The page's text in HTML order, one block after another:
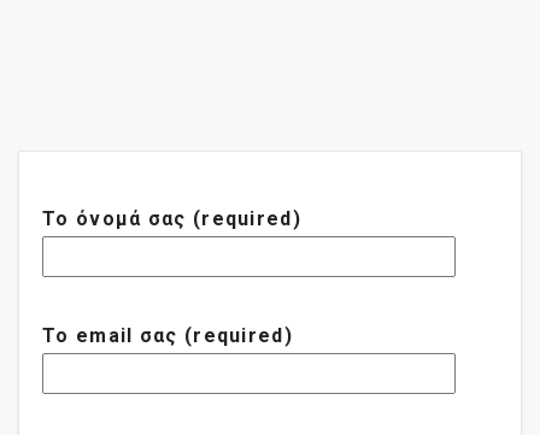
Το όνομά σας (required)
Το email σας (required)